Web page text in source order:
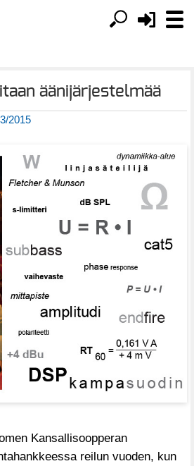
äänijärjestelmää
3/2015
Kansallisoopperan
reilun vuoden, kun